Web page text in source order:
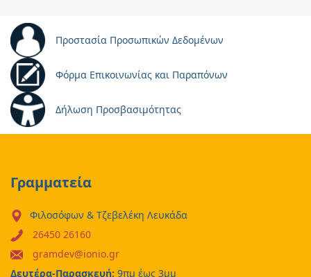
Προστασία Προσωπικών Δεδομένων
Φόρμα Επικοινωνίας και Παραπόνων
Δήλωση Προσβασιμότητας
Γραμματεία
Φιλοσόφων & Τζεβελέκη Λευκάδα
26450 26160
gramdev@ionio.gr
Δευτέρα-Παρασκευή: 9πμ έως 3μμ